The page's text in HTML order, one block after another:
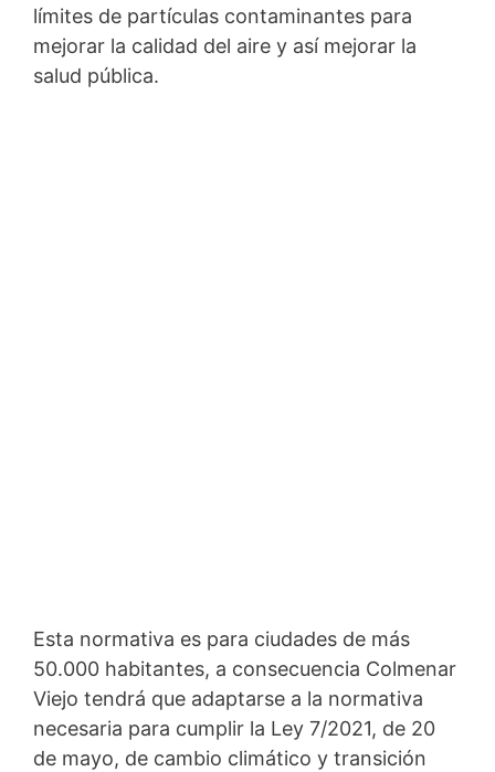
límites de partículas contaminantes para
mejorar la calidad del aire y así mejorar la
salud pública.
Esta normativa es para ciudades de más
50.000 habitantes, a consecuencia Colmenar
Viejo tendrá que adaptarse a la normativa
necesaria para cumplir la Ley 7/2021, de 20
de mayo, de cambio climático y transición